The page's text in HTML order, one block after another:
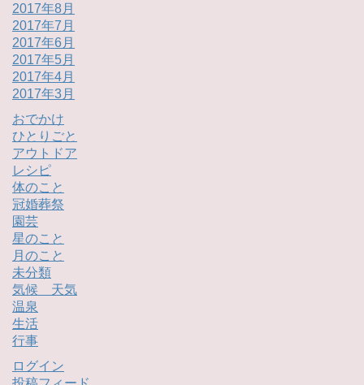
2017年8月
2017年7月
2017年6月
2017年5月
2017年4月
2017年3月
おでかけ
ひとりごと
アウトドア
レシピ
体のこと
冠婚葬祭
園芸
星のこと
月のこと
未分類
気候 天気
温泉
生活
行事
ログイン